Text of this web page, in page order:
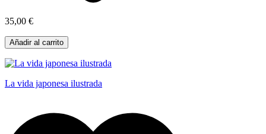
35,00 €
Añadir al carrito
La vida japonesa ilustrada